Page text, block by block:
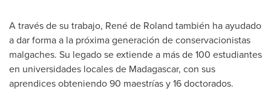
A través de su trabajo, René de Roland también ha ayudado
a dar forma a la próxima generación de conservacionistas
malgaches. Su legado se extiende a más de 100 estudiantes
en universidades locales de Madagascar, con sus
aprendices obteniendo 90 maestrías y 16 doctorados.